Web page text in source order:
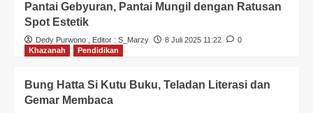
Pantai Gebyuran, Pantai Mungil dengan Ratusan
Spot Estetik
Dedy Purwono , Editor : S_Marzy 8 Juli 2025 11:22
0
Khazanah
Pendidikan
Bung Hatta Si Kutu Buku, Teladan Literasi dan
Gemar Membaca